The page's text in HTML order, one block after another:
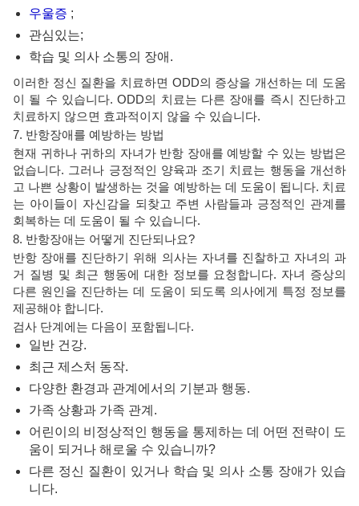
우울증 ;
관심있는;
학습 및 의사 소통의 장애.
이러한 정신 질환을 치료하면 ODD의 증상을 개선하는 데 도움
이 될 수 있습니다. ODD의 치료는 다른 장애를 즉시 진단하고
치료하지 않으면 효과적이지 않을 수 있습니다.
7. 반항장애를 예방하는 방법
현재 귀하나 귀하의 자녀가 반항 장애를 예방할 수 있는 방법은
없습니다. 그러나 긍정적인 양육과 조기 치료는 행동을 개선하
고 나쁜 상황이 발생하는 것을 예방하는 데 도움이 됩니다. 치료
는 아이들이 자신감을 되찾고 주변 사람들과 긍정적인 관계를
회복하는 데 도움이 될 수 있습니다.
8. 반항장애는 어떻게 진단되나요?
반항 장애를 진단하기 위해 의사는 자녀를 진찰하고 자녀의 과
거 질병 및 최근 행동에 대한 정보를 요청합니다. 자녀 증상의
다른 원인을 진단하는 데 도움이 되도록 의사에게 특정 정보를
제공해야 합니다.
검사 단계에는 다음이 포함됩니다.
일반 건강.
최근 제스처 동작.
다양한 환경과 관계에서의 기분과 행동.
가족 상황과 가족 관계.
어린이의 비정상적인 행동을 통제하는 데 어떤 전략이 도
움이 되거나 해로울 수 있습니까?
다른 정신 질환이 있거나 학습 및 의사 소통 장애가 있습
니다.